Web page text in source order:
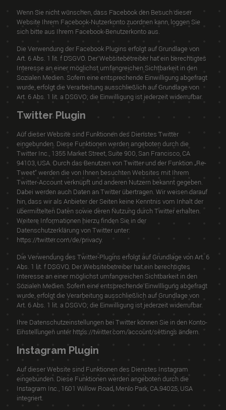
Wenn Sie nicht wünschen, dass Facebook den Besuch dieser
Website Ihrem Facebook-Nutzerkonto zuordnen kann, loggen Sie
sich bitte aus Ihrem Facebook-Benutzerkonto aus.
Die Verwendung der Facebook Plugins erfolgt auf Grundlage von
Art. 6 Abs. 1 lit. f DSGVO. Der Websitebetreiber hat ein berechtigtes
Interesse an einer möglichst umfangreichen Sichtbarkeit in den
Sozialen Medien. Sofern eine entsprechende Einwilligung abgefragt
wurde, erfolgt die Verarbeitung ausschließlich auf Grundlage von
Art. 6 Abs. 1 lit. a DSGVO; die Einwilligung ist jederzeit widerrufbar.
Twitter Plugin
Auf dieser Website sind Funktionen des Dienstes Twitter
eingebunden. Diese Funktionen werden angeboten durch die
Twitter Inc., 1355 Market Street, Suite 900, San Francisco, CA
94103, USA. Durch das Benutzen von Twitter und der Funktion „Re-
Tweet“ werden die von Ihnen besuchten Websites mit Ihrem
Twitter-Account verknüpft und anderen Nutzern bekannt gegeben.
Dabei werden auch Daten an Twitter übertragen. Wir weisen darauf
hin, dass wir als Anbieter der Seiten keine Kenntnis vom Inhalt der
übermittelten Daten sowie deren Nutzung durch Twitter erhalten.
Weitere Informationen hierzu finden Sie in der
Datenschutzerklärung von Twitter unter:
https://twitter.com/de/privacy.
Die Verwendung des Twitter-Plugins erfolgt auf Grundlage von Art. 6
Abs. 1 lit. f DSGVO. Der Websitebetreiber hat ein berechtigtes
Interesse an einer möglichst umfangreichen Sichtbarkeit in den
Sozialen Medien. Sofern eine entsprechende Einwilligung abgefragt
wurde, erfolgt die Verarbeitung ausschließlich auf Grundlage von
Art. 6 Abs. 1 lit. a DSGVO; die Einwilligung ist jederzeit widerrufbar.
Ihre Datenschutzeinstellungen bei Twitter können Sie in den Konto-
Einstellungen unter https://twitter.com/account/settings ändern.
Instagram Plugin
Auf dieser Website sind Funktionen des Dienstes Instagram
eingebunden. Diese Funktionen werden angeboten durch die
Instagram Inc., 1601 Willow Road, Menlo Park, CA 94025, USA
integriert.